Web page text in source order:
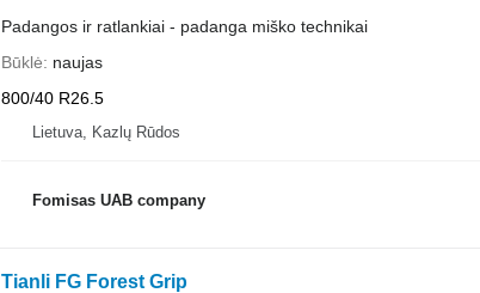
Padangos ir ratlankiai - padanga miško technikai
Būklė
naujas
800/40 R26.5
Lietuva, Kazlų Rūdos
Fomisas UAB company
Tianli FG Forest Grip